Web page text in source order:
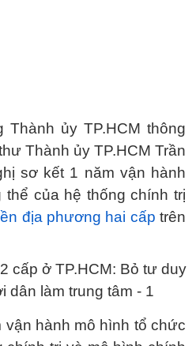
Thành ủy TP.HCM thông
Thành ủy TP.HCM Trần
sơ kết 1 năm vận hành
của hệ thống chính trị
địa phương hai cấp trên
vận hành mô hình tổ chức